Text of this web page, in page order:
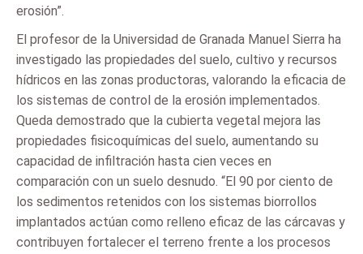
erosión”.
El profesor de la Universidad de Granada Manuel Sierra ha
investigado las propiedades del suelo, cultivo y recursos
hídricos en las zonas productoras, valorando la eficacia de
los sistemas de control de la erosión implementados.
Queda demostrado que la cubierta vegetal mejora las
propiedades fisicoquímicas del suelo, aumentando su
capacidad de infiltración hasta cien veces en
comparación con un suelo desnudo. “El 90 por ciento de
los sedimentos retenidos con los sistemas biorrollos
implantados actúan como relleno eficaz de las cárcavas y
contribuyen fortalecer el terreno frente a los procesos